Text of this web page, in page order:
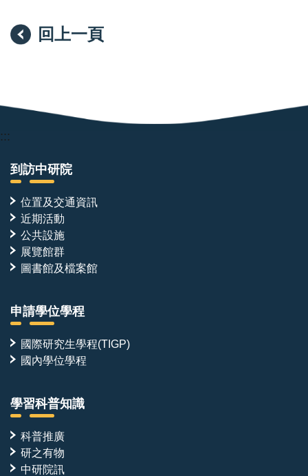
回上一頁
:::
到訪中研院
位置及交通資訊
近期活動
公共設施
展覽館群
圖書館及檔案館
申請學位學程
國際研究生學程(TIGP)
國內學位學程
學習科普知識
科普推廣
研之有物
中研院訊